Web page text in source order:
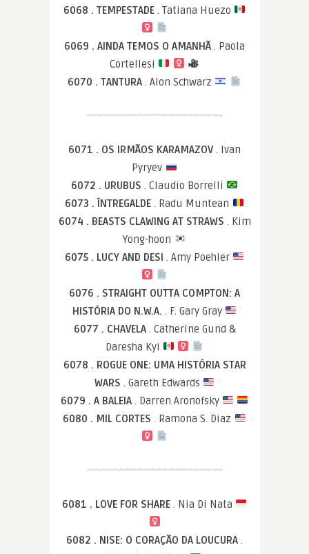
6068 . TEMPESTADE . Tatiana Huezo
6069 . AINDA TEMOS O AMANHÃ . Paola
Cortellesi
6070 . TANTURA. Alon Schwarz
6071 . OS IRMÃOS KARAMAZOV . Ivan
Pyryev
6072 . URUBUS . Claudio Borrelli
6073 . ÎNTREGALDE. Radu Muntean
6074 . BEASTS CLAWING AT STRAWS . Kim
Yong-hoon
6075 . LUCY AND DESI . Amy Poehler
6076 . STRAIGHT OUTTA COMPTON: A
HISTÓRIA DO N.W.A. . F. Gary Gray
6077 . CHAVELA . Catherine Gund &
Daresha Kyi
6078 . ROGUE ONE: UMA HISTÓRIA STAR
WARS . Gareth Edwards
6079 . A BALEIA . Darren Aronofsky
6080 . MIL CORTES. Ramona S. Diaz
6081 . LOVE FOR SHARE . Nia Di Nata
6082 . NISE: O CORAÇÃO DA LOUCURA .